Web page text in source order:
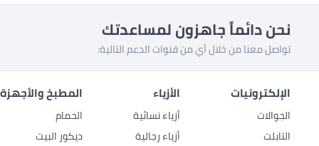
نحن دائماً جاهزون لمساعدتك
تواصل معنا من خلال أي من قنوات الدعم التالية:
الإلكترونيات
الجوالات
التابلت
الأزياء
أزياء نسائية
أزياء رجالية
المطبخ
الحمام
ديكور البيت